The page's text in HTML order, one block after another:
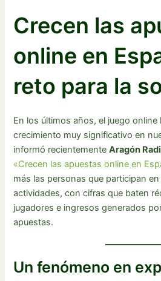
Crecen las
online en
reto para la
En los últimos años, el juego
crecimiento muy significativo en
informó recientementeAragón
«Crecen las apuestas online en
más las personas que participan
actividades, con cifras que baten
jugadores e ingresos generados
apuestas.
Un fenómeno en